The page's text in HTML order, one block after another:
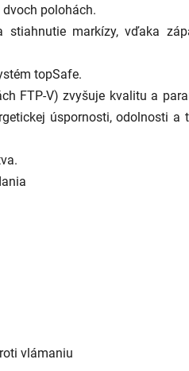
polohách.
markízy, vďaka
topSafe.
FTP-V) zvyšuje kvalitu a
úspornosti, odolnosti a
vlámaniu